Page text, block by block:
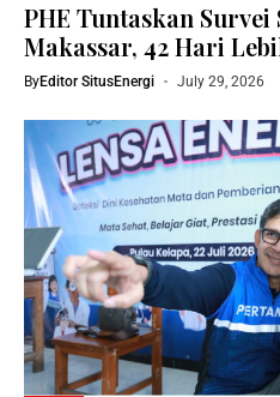
PHE Tuntaskan Survei
Makassar, 42 Hari
ByEditor SitusEnergi July 29, 2026